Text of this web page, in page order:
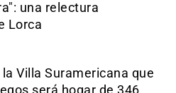
una relectura
Lorca
Villa Suramericana que